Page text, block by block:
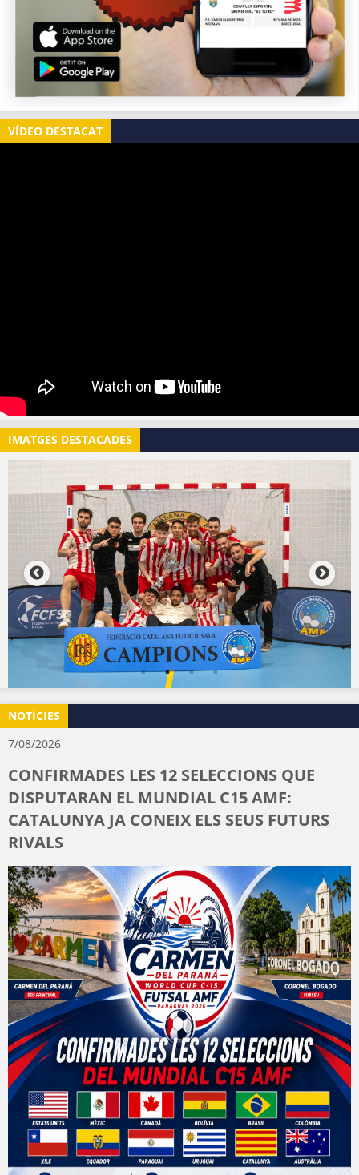
VÍDEO DESTACAT
IMATGES DESTACADES
NOTÍCIES
7/08/2026
CONFIRMADES LES 12 SELECCIONS QUE
DISPUTARAN EL MUNDIAL C15 AMF:
CATALUNYA JA CONEIX ELS SEUS FUTURS
RIVALS